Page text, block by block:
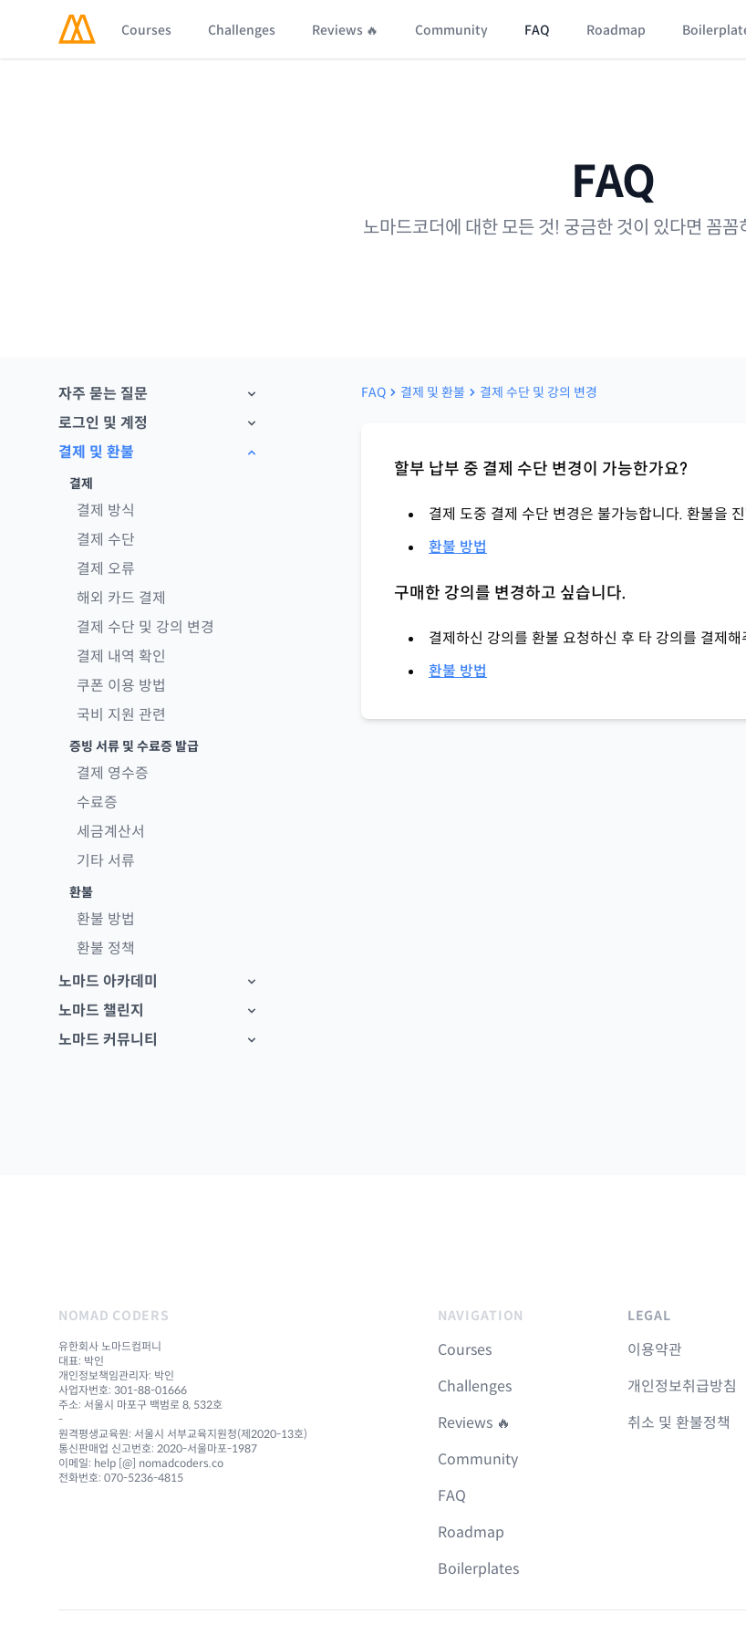
Courses Challenges Reviews 🔥 Community FAQ Roadmap
FAQ
노마드코더에 대한 모든 것! 궁금한 것이 있다면 꼼꼼
자주 묻는 질문
로그인 및 계정
결제 및 환불
결제
결제 방식
결제 수단
결제 오류
해외 카드 결제
결제 수단 및 강의 변경
결제 내역 확인
쿠폰 이용 방법
국비 지원 관련
증빙 서류 및 수료증 발급
결제 영수증
수료증
세금계산서
기타 서류
환불
환불 방법
환불 정책
노마드 아카데미
노마드 챌린지
노마드 커뮤니티
FAQ 결제 및 환불 결제 수단 및 강의 변경
할부 납부 중 결제 수단 변경이 가능한가요?
결제 도중 결제 수단 변경은 불가능합니다. 환불을
환불 방법
구매한 강의를 변경하고 싶습니다.
결제하신 강의를 환불 요청하신 후 타 강의를 결제
환불 방법
NOMAD CODERS
유한회사 노마드컴퍼니
대표: 박인
개인정보책임관리자: 박인
사업자번호: 301-88-01666
주소: 서울시 마포구 백범로 8, 532호
-
원격평생교육원: 서울시 서부교육지원청(제2020-13호)
통신판매업 신고번호: 2020-서울마포-1987
이메일: help [@] nomadcoders.co
전화번호: 070-5236-4815
NAVIGATION
Courses
Challenges
Reviews 🔥
Community
FAQ
Roadmap
Boilerplates
LEGAL
이용약관
개인정보취급방침
취소 및 환불정책